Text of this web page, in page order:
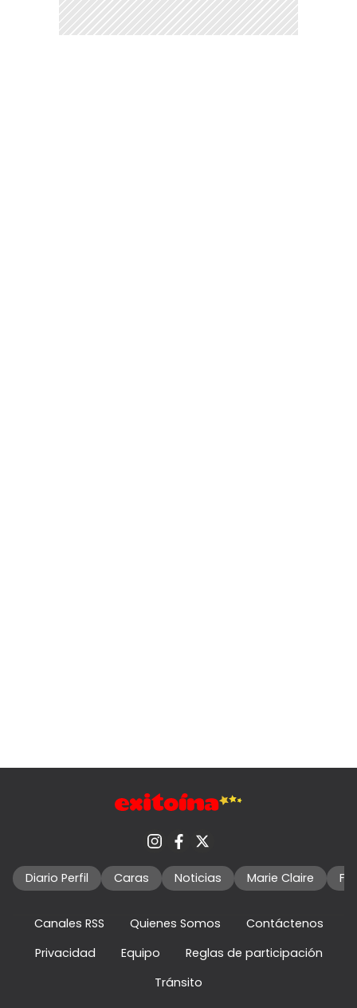
Diario Perfil Caras Noticias Marie Claire
Canales RSS Quienes Somos
Contáctenos
Privacidad
Equipo
Reglas de participación
Tránsito